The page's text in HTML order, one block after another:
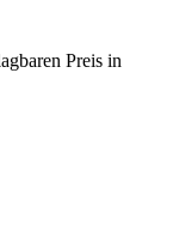
Preis in